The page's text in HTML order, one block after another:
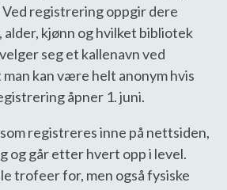
registrering oppgir dere
alder, kjønn og hvilket bibliotek
seg et kallenavn ved
kan være helt anonym hvis
åpner 1. juni.
registreres inne på nettsiden,
og går etter hvert opp i level.
trofeer for, men også fysiske